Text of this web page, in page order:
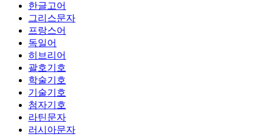
한글고어
그리스문자
프랑스어
독일어
히브리어
괄호기호
학술기호
기술기호
첨자기호
라틴문자
러시아문자